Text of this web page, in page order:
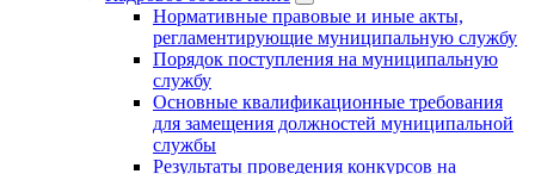
Нормативные правовые и иные акты,
регламентирующие муниципальную службу
Порядок поступления на муниципальную
службу
Основные квалификационные требования
для замещения должностей муниципальной
службы
Результаты проведения конкурсов на